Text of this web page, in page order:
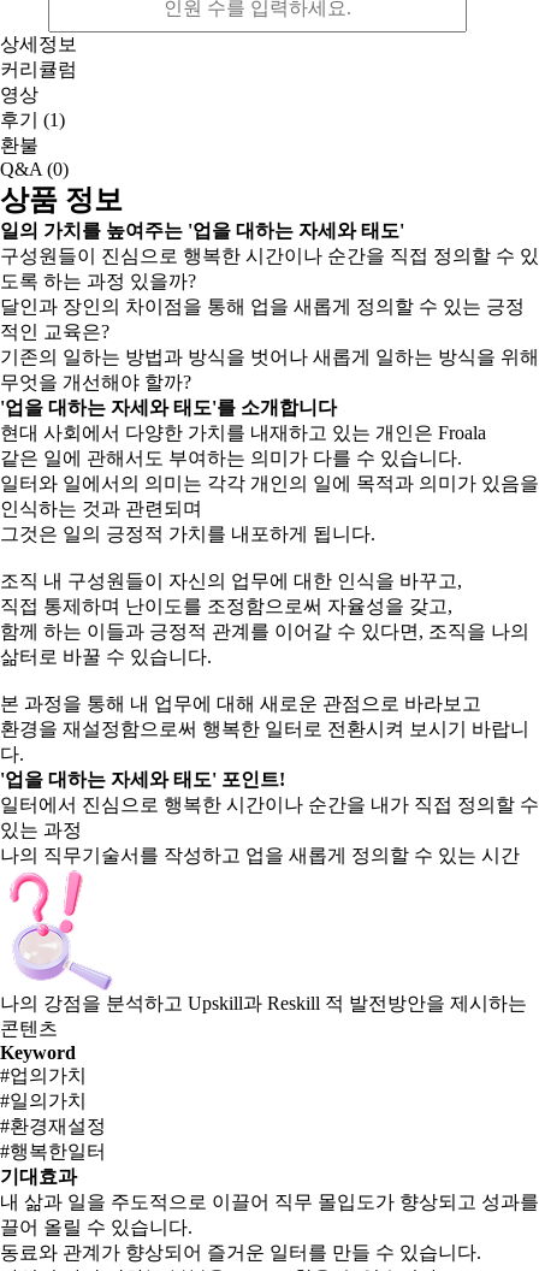
상세정보
커리큘럼
영상
후기 (1)
환불
Q&A (0)
상품 정보
일의 가치를 높여주는 '업을 대하는 자세와 태도'
구성원들이 진심으로 행복한 시간이나 순간을 직접 정의할 수 있
도록 하는 과정 있을까?
달인과 장인의 차이점을 통해 업을 새롭게 정의할 수 있는 긍정
적인 교육은?
기존의 일하는 방법과 방식을 벗어나 새롭게 일하는 방식을 위해
무엇을 개선해야 할까?
'업을 대하는 자세와 태도'를 소개합니다
현대 사회에서 다양한 가치를 내재하고 있는 개인은 Froala
같은 일에 관해서도 부여하는 의미가 다를 수 있습니다.
일터와 일에서의 의미는 각각 개인의 일에 목적과 의미가 있음을
인식하는 것과 관련되며
그것은 일의 긍정적 가치를 내포하게 됩니다.
조직 내 구성원들이 자신의 업무에 대한 인식을 바꾸고,
직접 통제하며 난이도를 조정함으로써 자율성을 갖고,
함께 하는 이들과 긍정적 관계를 이어갈 수 있다면, 조직을 나의
삶터로 바꿀 수 있습니다.
본 과정을 통해 내 업무에 대해 새로운 관점으로 바라보고
환경을 재설정함으로써 행복한 일터로 전환시켜 보시기 바랍니
다.
'업을 대하는 자세와 태도' 포인트!
일터에서 진심으로 행복한 시간이나 순간을 내가 직접 정의할 수
있는 과정
나의 직무기술서를 작성하고 업을 새롭게 정의할 수 있는 시간
나의 강점을 분석하고 Upskill과 Reskill 적 발전방안을 제시하는
콘텐츠
Keyword
#업의가치
#일의가치
#환경재설정
#행복한일터
기대효과
내 삶과 일을 주도적으로 이끌어 직무 몰입도가 향상되고 성과를
끌어 올릴 수 있습니다.
동료와 관계가 향상되어 즐거운 일터를 만들 수 있습니다.